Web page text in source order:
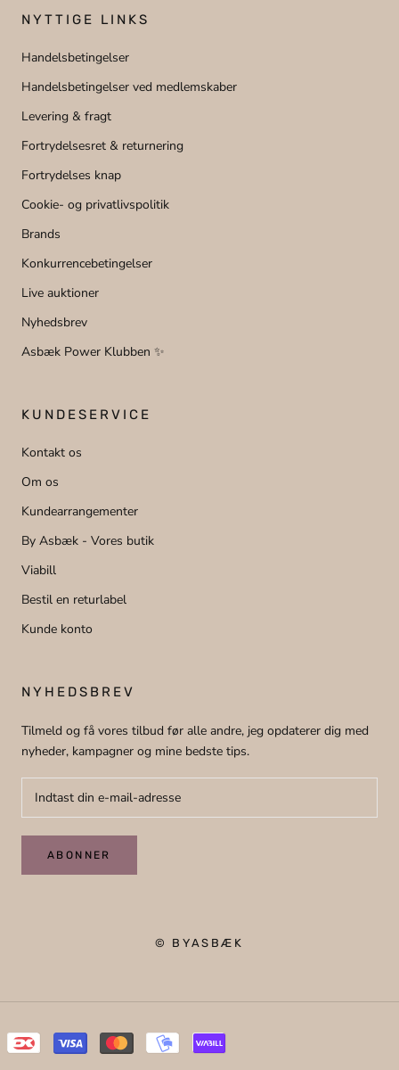
NYTTIGE LINKS
Handelsbetingelser
Handelsbetingelser ved medlemskaber
Levering & fragt
Fortrydelsesret & returnering
Fortrydelses knap
Cookie- og privatlivspolitik
Brands
Konkurrencebetingelser
Live auktioner
Nyhedsbrev
Asbæk Power Klubben ✨
KUNDESERVICE
Kontakt os
Om os
Kundearrangementer
By Asbæk - Vores butik
Viabill
Bestil en returlabel
Kunde konto
NYHEDSBREV
Tilmeld og få vores tilbud før alle andre, jeg opdaterer dig med
nyheder, kampagner og mine bedste tips.
ABONNER
© BYASBÆK